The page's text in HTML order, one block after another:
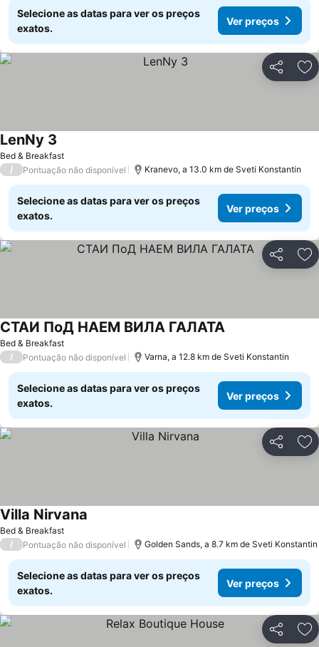
Selecione as datas para ver os preços
exatos.
Ver preços
Partilhar
Bed & Breakfast
LenNy 3
/ Pontuação não disponível Kranevo, a 13.0 km de Sveti Konstantin
Selecione as datas para ver os preços
exatos.
Ver preços
Partilhar
Bed & Breakfast
СТАИ ПоД НАЕМ ВИЛА ГАЛАТА
/ Pontuação não disponível Varna, a 12.8 km de Sveti Konstantin
Selecione as datas para ver os preços
exatos.
Ver preços
Partilhar
Bed & Breakfast
Villa Nirvana
/ Pontuação não disponível Golden Sands, a 8.7 km de Sveti Konstantin
Selecione as datas para ver os preços
exatos.
Ver preços
Partilhar